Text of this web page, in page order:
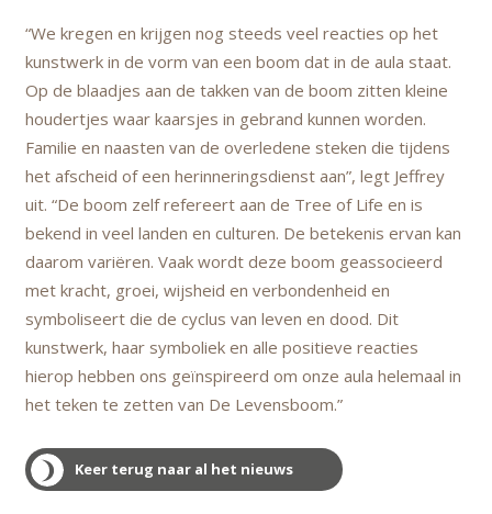
“We kregen en krijgen nog steeds veel reacties op het
kunstwerk in de vorm van een boom dat in de aula staat.
Op de blaadjes aan de takken van de boom zitten kleine
houdertjes waar kaarsjes in gebrand kunnen worden.
Familie en naasten van de overledene steken die tijdens
het afscheid of een herinneringsdienst aan”, legt Jeffrey
uit. “De boom zelf refereert aan de Tree of Life en is
bekend in veel landen en culturen. De betekenis ervan kan
daarom variëren. Vaak wordt deze boom geassocieerd
met kracht, groei, wijsheid en verbondenheid en
symboliseert die de cyclus van leven en dood. Dit
kunstwerk, haar symboliek en alle positieve reacties
hierop hebben ons geïnspireerd om onze aula helemaal in
het teken te zetten van De Levensboom.”
Keer terug naar al het nieuws